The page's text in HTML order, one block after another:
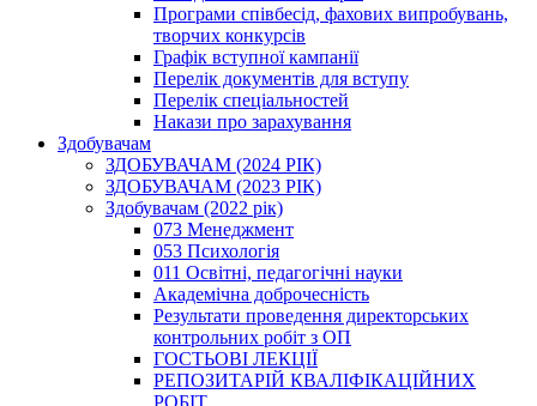
Програми співбесід, фахових випробувань,
творчих конкурсів
Графік вступної кампанії
Перелік документів для вступу
Перелік спеціальностей
Накази про зарахування
Здобувачам
ЗДОБУВАЧАМ (2024 РІК)
ЗДОБУВАЧАМ (2023 РІК)
Здобувачам (2022 рік)
073 Менеджмент
053 Психологія
011 Освітні, педагогічні науки
Академічна доброчесність
Результати проведення директорських
контрольних робіт з ОП
ГОСТЬОВІ ЛЕКЦІЇ
РЕПОЗИТАРІЙ КВАЛІФІКАЦІЙНИХ
РОБІТ